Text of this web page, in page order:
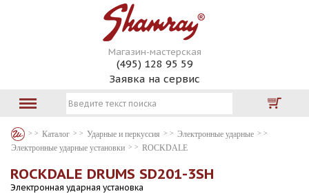
Магазин-мастерская
(495) 128 95 59
Заявка на сервис
Каталог Ударные и перкуссия
Электронные ударные
Электронные ударные установки
ROCKDALE
ROCKDALE DRUMS SD201-3SH
Электронная ударная установка